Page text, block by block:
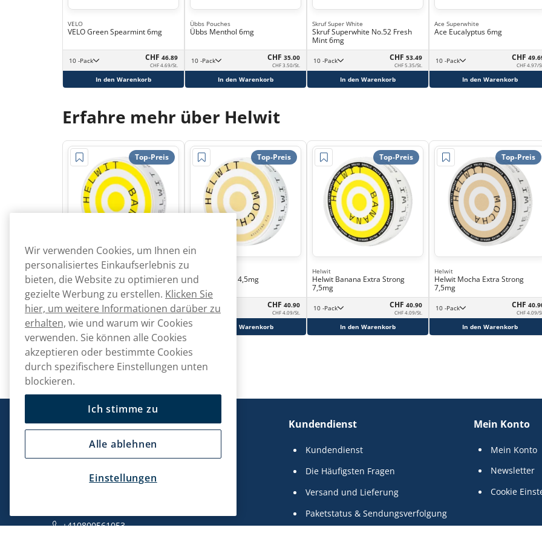
VELO
VELO Green Spearmint 6mg
10 -Pack CHF 46.89
CHF 4.69/St.
In den Warenkorb
Übbs Pouches
Übbs Menthol 6mg
10 -Pack CHF 35.00
CHF 3.50/St.
In den Warenkorb
Skruf Super White
Skruf Superwhite No.52 Fresh
Mint 6mg
10 -Pack CHF 53.49
CHF 5.35/St.
In den Warenkorb
Ace Superwhite
Ace Eucalyptus 6mg
10 -Pack CHF
CHF 4.97/
In den Warenkorb
Erfahre mehr über Helwit
Top-Preis
Helwit
Helwit Banana 3,5mg
10 -Pack CHF 40.90
CHF 4.09/St.
In den Warenkorb
Top-Preis
Helwit Mocha 4,5mg
10 -Pack CHF 40.90
CHF 4.09/St.
In den Warenkorb
Top-Preis
Helwit
Helwit Banana Extra Strong
7,5mg
10 -Pack CHF 40.90
CHF 4.09/St.
In den Warenkorb
Top-Preis
Helwit
Helwit Mocha Extra Strong
7,5mg
10 -Pack CHF
CHF 4.09/
In den Warenkorb
Snusmarkt
+410800561053
Kundendienst
Kundendienst
Die Häufigsten Fragen
Versand und Lieferung
Paketstatus & Sendungsverfolgung
Mein Konto
Mein Konto
Newsletter
Cookie
Wir verwenden Cookies, um Ihnen ein
personalisiertes Einkaufserlebnis zu
bieten, die Website zu optimieren und
gezielte Werbung zu erstellen. Klicken Sie
hier, um weitere Informationen darüber zu
erhalten, wie und warum wir Cookies
verwenden. Sie können alle Cookies
akzeptieren oder bestimmte Cookies
durch spezifischere Einstellungen unten
blockieren.
Ich stimme zu
Alle ablehnen
Einstellungen